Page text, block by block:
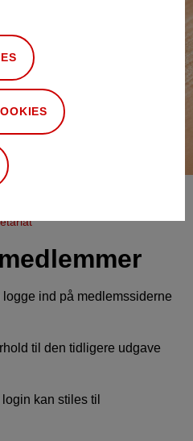
ind på medlemssiderne
til den tidligere udgave
kan stiles til